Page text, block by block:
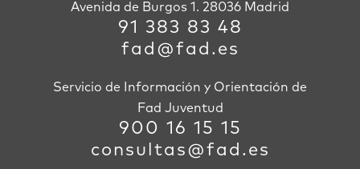
Avenida de Burgos 1. 28036 Madrid
91 383 83 48
fad@fad.es
Servicio de Información y Orientación de
Fad Juventud
900 16 15 15
consultas@fad.es